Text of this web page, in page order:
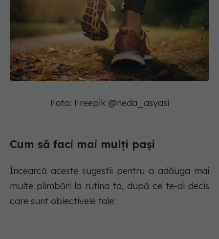
Foto: Freepik @neda_asyasi
Cum să faci mai mulți pași
Încearcă aceste sugestii pentru a adăuga mai
multe plimbări la rutina ta, după ce te-ai decis
care sunt obiectivele tale: